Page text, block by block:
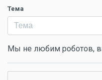
Тема
Мы не любим роботов,